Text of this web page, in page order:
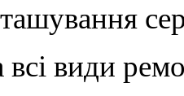
види